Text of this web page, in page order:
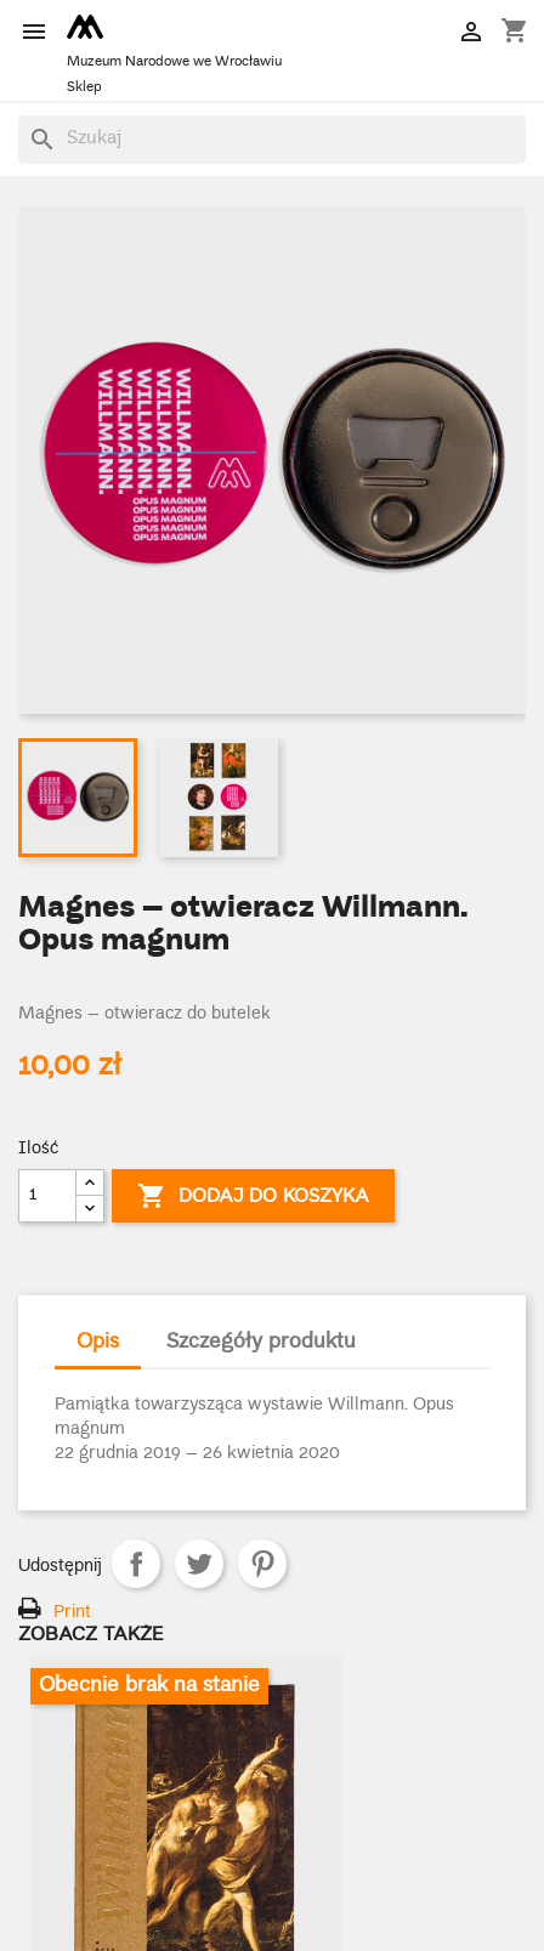
 shopping_cart

Muzeum Narodowe we Wrocławiu
Sklep
search
Magnes – otwieracz Willmann.
Opus magnum
Magnes – otwieracz do butelek
10,00 zł
Ilość
 DODAJ DO KOSZYKA
Opis Szczegóły produktu
Pamiątka towarzysząca wystawie Willmann. Opus
magnum
22 grudnia 2019 – 26 kwietnia 2020
Udostępnij
Print
ZOBACZ TAKŻE
Obecnie brak na stanie